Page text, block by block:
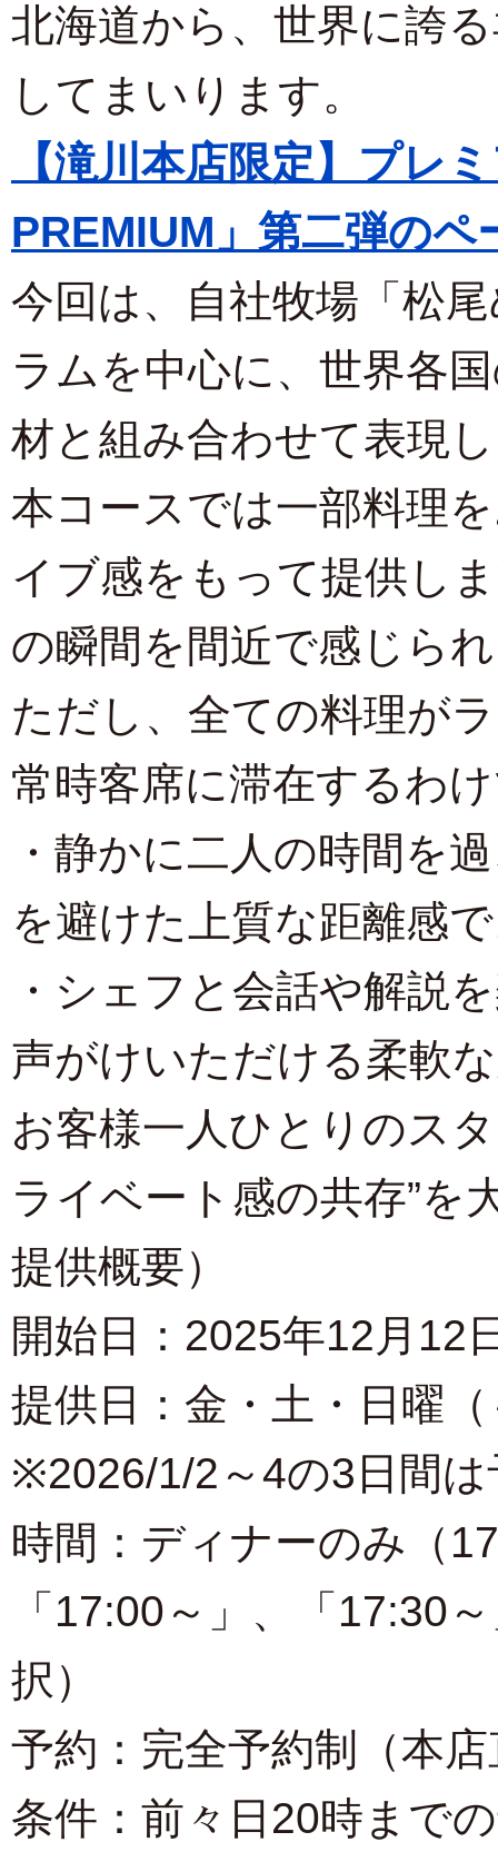
北海道から、世界に誇
してまいります。
【滝川本店限定】プレ
PREMIUM」第二弾のペ
今回は、自社牧場「松
ラムを中心に、世界各
材と組み合わせて表現
本コースでは一部料理
イブ感をもって提供し
の瞬間を間近で感じら
ただし、全ての料理が
常時客席に滞在するわ
・静かに二人の時間を
を避けた上質な距離感
・シェフと会話や解説
声がけいただける柔軟
お客様一人ひとりのス
ライベート感の共存”を
提供概要）
開始日：2025年12月12
提供日：金・土・日曜
※2026/1/2～4の3日間は
時間：ディナーのみ（
「17:00～」、「17:30
択）
予約：完全予約制（本
条件：前々日20時まで